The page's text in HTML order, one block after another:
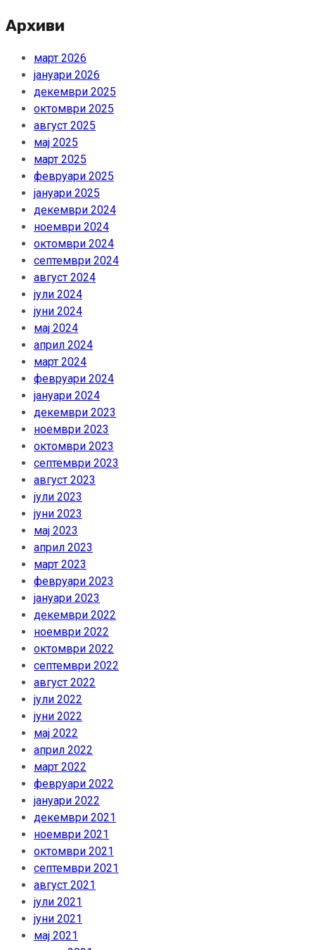
Архиви
март 2026
јануари 2026
декември 2025
октомври 2025
август 2025
мај 2025
март 2025
февруари 2025
јануари 2025
декември 2024
ноември 2024
октомври 2024
септември 2024
август 2024
јули 2024
јуни 2024
мај 2024
април 2024
март 2024
февруари 2024
јануари 2024
декември 2023
ноември 2023
октомври 2023
септември 2023
август 2023
јули 2023
јуни 2023
мај 2023
април 2023
март 2023
февруари 2023
јануари 2023
декември 2022
ноември 2022
октомври 2022
септември 2022
август 2022
јули 2022
јуни 2022
мај 2022
април 2022
март 2022
февруари 2022
јануари 2022
декември 2021
ноември 2021
октомври 2021
септември 2021
август 2021
јули 2021
јуни 2021
мај 2021